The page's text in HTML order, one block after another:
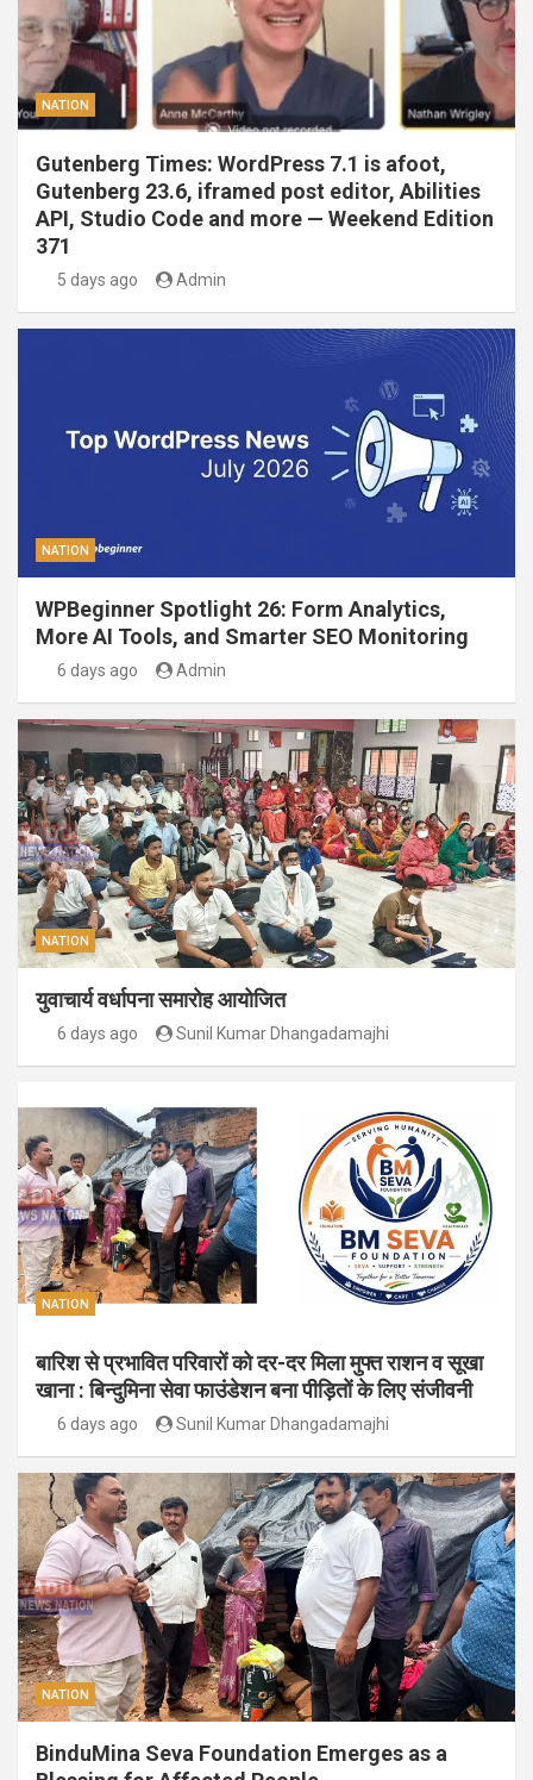
NATION
Gutenberg Times: WordPress 7.1 is afoot,
Gutenberg 23.6, iframed post editor, Abilities
API, Studio Code and more — Weekend Edition
371
5 days ago Admin
NATION
WPBeginner Spotlight 26: Form Analytics,
More AI Tools, and Smarter SEO Monitoring
6 days ago Admin
NATION
युवाचार्य वर्धापना समारोह आयोजित
6 days ago Sunil Kumar Dhangadamajhi
NATION
बारिश से प्रभावित परिवारों को दर-दर मिला मुफ्त राशन व सूखा
खाना : बिन्दुमिना सेवा फाउंडेशन बना पीड़ितों के लिए संजीवनी
6 days ago Sunil Kumar Dhangadamajhi
NATION
BinduMina Seva Foundation Emerges as a